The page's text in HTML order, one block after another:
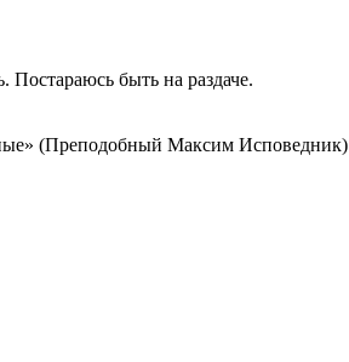
быть на раздаче.
(Преподобный Максим Исповедник)